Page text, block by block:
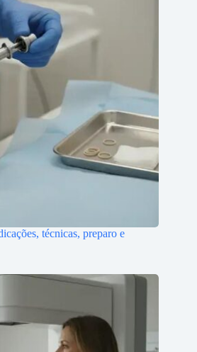
técnicas, preparo e